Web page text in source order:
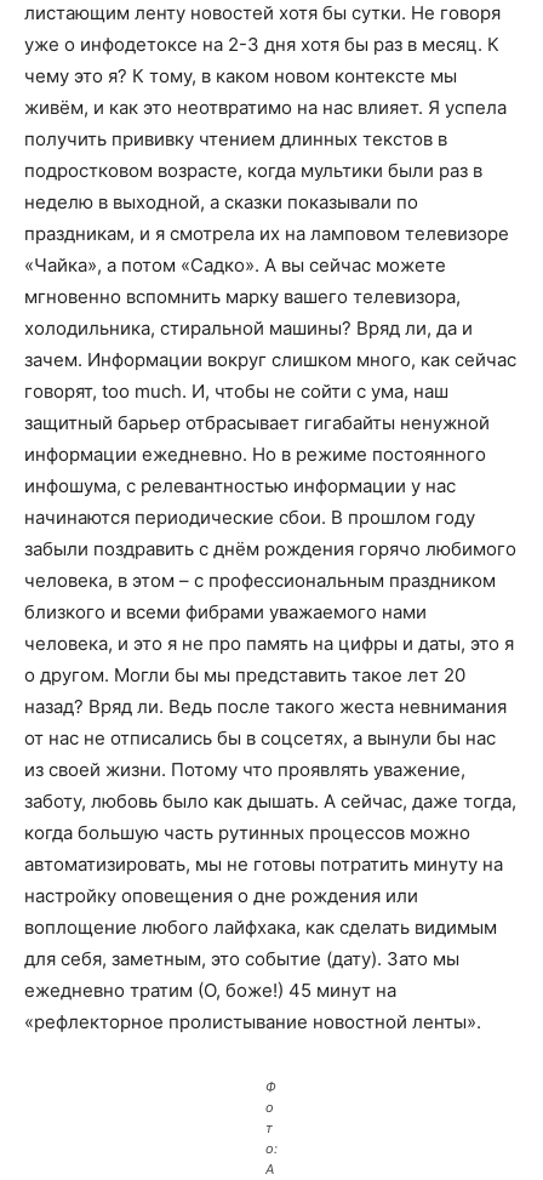
листающим ленту новостей хотя бы сутки. Не говоря
уже о инфодетоксе на 2-3 дня хотя бы раз в месяц. К
чему это я? К тому, в каком новом контексте мы
живём, и как это неотвратимо на нас влияет. Я успела
получить прививку чтением длинных текстов в
подростковом возрасте, когда мультики были раз в
неделю в выходной, а сказки показывали по
праздникам, и я смотрела их на ламповом телевизоре
«Чайка», а потом «Садко». А вы сейчас можете
мгновенно вспомнить марку вашего телевизора,
холодильника, стиральной машины? Вряд ли, да и
зачем. Информации вокруг слишком много, как сейчас
говорят, too much. И, чтобы не сойти с ума, наш
защитный барьер отбрасывает гигабайты ненужной
информации ежедневно. Но в режиме постоянного
инфошума, с релевантностью информации у нас
начинаются периодические сбои. В прошлом году
забыли поздравить с днём рождения горячо любимого
человека, в этом – с профессиональным праздником
близкого и всеми фибрами уважаемого нами
человека, и это я не про память на цифры и даты, это я
о другом. Могли бы мы представить такое лет 20
назад? Вряд ли. Ведь после такого жеста невнимания
от нас не отписались бы в соцсетях, а вынули бы нас
из своей жизни. Потому что проявлять уважение,
заботу, любовь было как дышать. А сейчас, даже тогда,
когда большую часть рутинных процессов можно
автоматизировать, мы не готовы потратить минуту на
настройку оповещения о дне рождения или
воплощение любого лайфхака, как сделать видимым
для себя, заметным, это событие (дату). Зато мы
ежедневно тратим (О, боже!) 45 минут на
«рефлекторное пролистывание новостной ленты».
Ф
о
т
о:
А